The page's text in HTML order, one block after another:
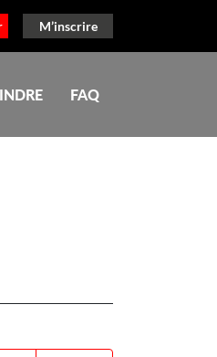
M’inscrire
FAQ